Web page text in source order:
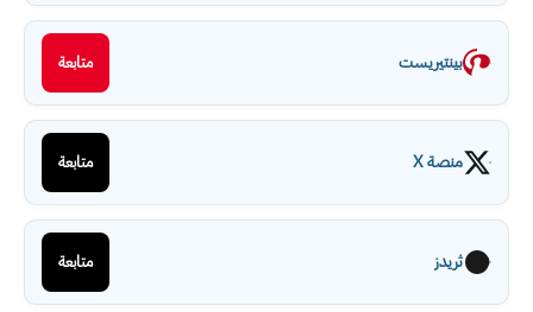
بينتيريست متابعة
منصة X متابعة
ثريدز متابعة